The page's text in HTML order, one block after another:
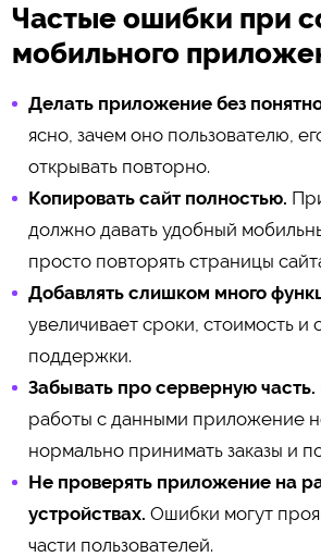
Частые ошибки при
мобильного
Делать приложение без
ясно, зачем оно пользователю,
открывать повторно.
Копировать сайт полностью.
должно давать удобный
просто повторять страницы
Добавлять слишком много
увеличивает сроки, стоимость и
поддержки.
Забывать про серверную часть.
работы с данными приложение
нормально принимать заказы и
Не проверять приложение на
устройствах. Ошибки могут
части пользователей.